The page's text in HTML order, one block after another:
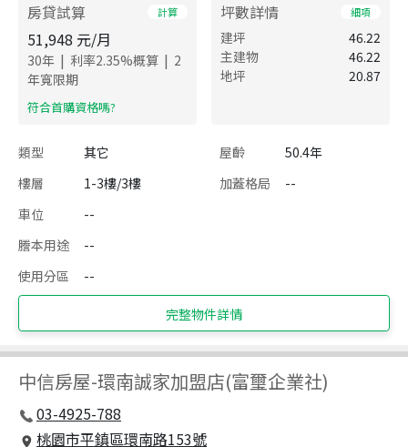
房貸試算 計算
51,948 元/月
30年 | 利率2.35%概算 | 2
年寬限期
​符合首購資格嗎?
坪數詳情 細項
建坪
46.22
主建物
46.22
地坪
20.87
類型 其它 屋齡
50.4年
樓層
1-3樓/3樓 加蓋格局
--
車位
--
謄本用途
--
使用分區
--
完整物件詳情
中信房屋-環南誠家加盟店(富璽企業社)
03-4925-788
桃園市平鎮區環南路153號